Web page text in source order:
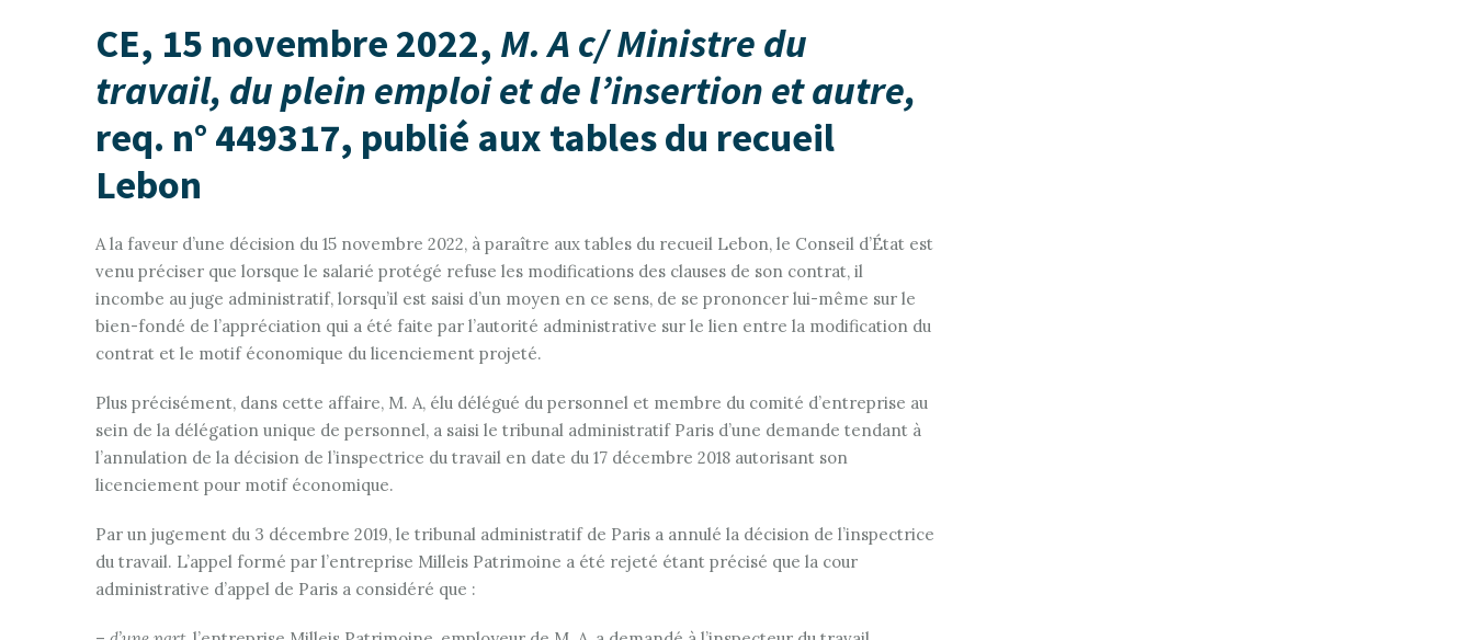
CE, 15 novembre 2022, M. A c/ Ministre du
travail, du plein emploi et de l’insertion et autre,
req. n° 449317, publié aux tables du recueil
Lebon
A la faveur d’une décision du 15 novembre 2022, à paraître aux tables du recueil Lebon, le Conseil d’État est
venu préciser que lorsque le salarié protégé refuse les modifications des clauses de son contrat, il
incombe au juge administratif, lorsqu’il est saisi d’un moyen en ce sens, de se prononcer lui-même sur le
bien-fondé de l’appréciation qui a été faite par l’autorité administrative sur le lien entre la modification du
contrat et le motif économique du licenciement projeté.
Plus précisément, dans cette affaire, M. A, élu délégué du personnel et membre du comité d’entreprise au
sein de la délégation unique de personnel, a saisi le tribunal administratif Paris d’une demande tendant à
l’annulation de la décision de l’inspectrice du travail en date du 17 décembre 2018 autorisant son
licenciement pour motif économique.
Par un jugement du 3 décembre 2019, le tribunal administratif de Paris a annulé la décision de l’inspectrice
du travail. L’appel formé par l’entreprise Milleis Patrimoine a été rejeté étant précisé que la cour
administrative d’appel de Paris a considéré que :